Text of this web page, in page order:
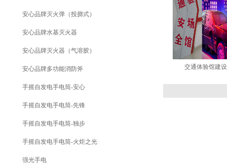
安心品牌灭火弹（投掷式）
安心品牌水基灭火器
安心品牌灭火器（气溶胶）
安心品牌多功能消防斧
手摇自发电手电筒-安心
手摇自发电手电筒-先锋
手摇自发电手电筒-独步
手摇自发电手电筒-火炬之光
强光手电
交通体验馆建